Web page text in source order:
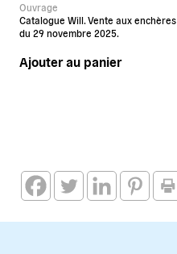
Ouvrage
Catalogue Will. Vente aux enchères
du 29 novembre 2025.
Ajouter au panier